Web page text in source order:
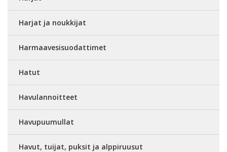
Harjat ja noukkijat
Harmaavesisuodattimet
Hatut
Havulannoitteet
Havupuumullat
Havut, tuijat, puksit ja alppiruusut